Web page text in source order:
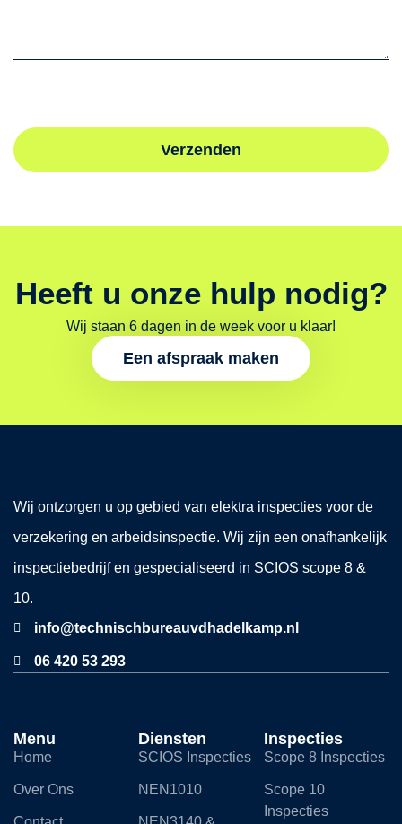
Verzenden
Heeft u onze hulp nodig?
Wij staan 6 dagen in de week voor u klaar!
Een afspraak maken
Wij ontzorgen u op gebied van elektra inspecties voor de
verzekering en arbeidsinspectie. Wij zijn een onafhankelijk
inspectiebedrijf en gespecialiseerd in SCIOS scope 8 &
10.
info@technischbureauvdhadelkamp.nl
06 420 53 293
Menu
Home
Over Ons
Diensten
SCIOS Inspecties
NEN1010
Inspecties
Scope 8 Inspecties
Scope 10
Inspecties